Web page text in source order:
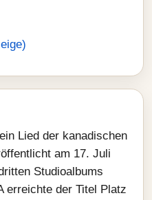
Lied der kanadischen
am 17. Juli
Studioalbums
erreichte der Titel Platz